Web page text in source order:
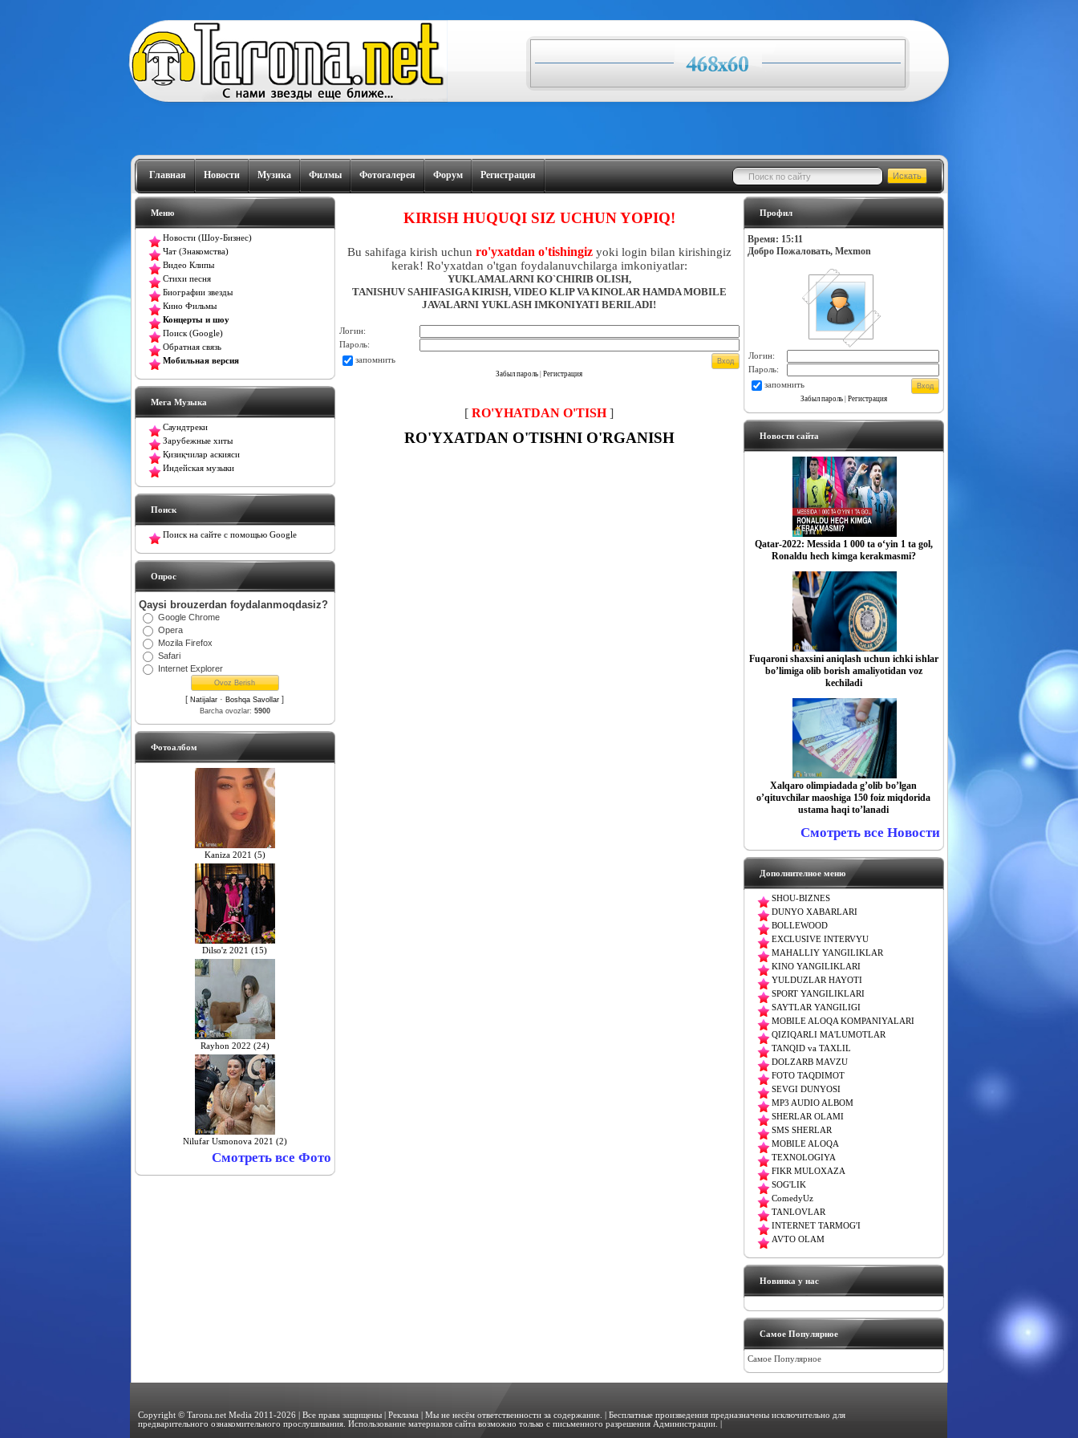
Главная Новости Музика Филмы Фотогалерея Форум Регистрация
Меню
Новости (Шоу-Бизнес)
Чат (Знакомства)
Видео Клипы
Стихи песня
Биографии звезды
Кино Фильмы
Концерты и шоу
Поиск (Google)
Обратная связь
Мобильная версия
Мега Музыка
Саундтреки
Зарубежные хиты
Қизиқчилар аскияси
Индейская музыки
Поиск
Поиск на сайте с помощью Google
Oпрос
Qaysi brouzerdan foydalanmoqdasiz?
Google Chrome
Opera
Mozila Firefox
Safari
Internet Explorer
[ Natijalar · Boshqa Savollar ]
Barcha ovozlar: 5900
Фотоалбом
Kaniza 2021 (5)
Dilso'z 2021 (15)
Rayhon 2022 (24)
Nilufar Usmonova 2021 (2)
Смотреть все Фото
KIRISH HUQUQI SIZ UCHUN YOPIQ!
Bu sahifaga kirish uchun ro'yxatdan o'tishingizyoki login bilan kirishingiz
kerak! Ro'yxatdan o'tgan foydalanuvchilarga imkoniyatlar:
YUKLAMALARNI KO`CHIRIB OLISH,
TANISHUV SAHIFASIGA KIRISH, VIDEO KLIP VA KINOLAR HAMDA MOBILE
JAVALARNI YUKLASH IMKONIYATI BERILADI!
Логин:
Пароль:
запомнить
Забыл пароль Регистрация
[ RO'YHATDAN O'TISH]
RO'YXATDAN O'TISHNI O'RGANISH
Профил
Время: 15:11
Добро Пожаловать, Mexmon
Логин:
Пароль:
запомнить
Забыл пароль| Регистрация
Новости сайта
Qatar-2022: Messida 1 000 ta o‘yin 1 ta gol,
Ronaldu hech kimga kerakmasmi?
Fuqaroni shaxsini aniqlash uchun ichki ishlar
boʼlimiga olib borish amaliyotidan voz
kechiladi
Xalqaro olimpiadada gʼolib boʼlgan
oʼqituvchilar maoshiga 150 foiz miqdorida
ustama haqi toʼlanadi
Смотреть все Новости
Дополнителное меню
SHOU-BIZNES
DUNYO XABARLARI
BOLLEWOOD
EXCLUSIVE INTERVYU
MAHALLIY YANGILIKLAR
KINO YANGILIKLARI
YULDUZLAR HAYOTI
SPORT YANGILIKLARI
SAYTLAR YANGILIGI
MOBILE ALOQA KOMPANIYALARI
QIZIQARLI MA'LUMOTLAR
TANQID va TAXLIL
DOLZARB MAVZU
FOTO TAQDIMOT
SEVGI DUNYOSI
MP3 AUDIO ALBOM
SHERLAR OLAMI
SMS SHERLAR
MOBILE ALOQA
TEXNOLOGIYA
FIKR MULOXAZA
SOG'LIK
ComedyUz
TANLOVLAR
INTERNET TARMOG'I
AVTO OLAM
Новинка у нас
Самое Популярное
Самое Популярное
Copyright © Tarona.net Media 2011-2026 | Все права защищены |Реклама
| Мы не несём ответственности за содержание. | Бесплатные произведения предназначены исключительно для
предварительного ознакомительного прослушивания. Использование материалов сайта возможно только с письменного разрешения Администрации. |